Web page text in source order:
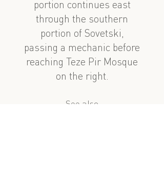
portion continues east
through the southern
portion of Sovetski,
passing a mechanic before
reaching Teze Pir Mosque
on the right.
See also